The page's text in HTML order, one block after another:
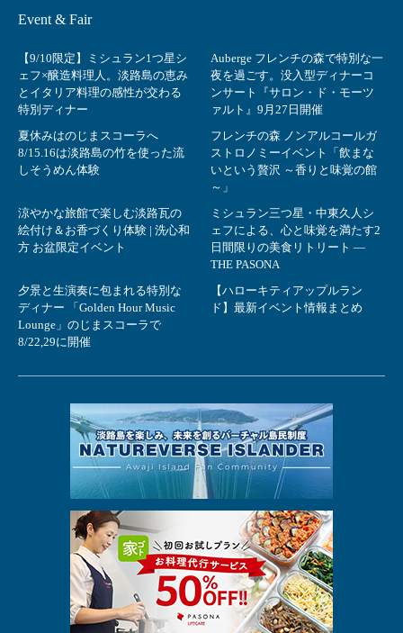
Event & Fair
【9/10限定】ミシュラン1つ星シ
ェフ×醸造料理人。淡路島の恵み
とイタリア料理の感性が交わる
特別ディナー
Auberge フレンチの森で特別な一
夜を過ごす。没入型ディナーコ
ンサート『サロン・ド・モーツ
ァルト』9月27日開催
夏休みはのじまスコーラへ
8/15.16は淡路島の竹を使った流
しそうめん体験
フレンチの森 ノンアルコールガ
ストロノミーイベント「飲まな
いという贅沢 ～香りと味覚の館
～」
涼やかな旅館で楽しむ淡路瓦の
絵付け＆お香づくり体験 | 洗心和
方 お盆限定イベント
ミシュラン三つ星・中東久人シ
ェフによる、心と味覚を満たす2
日間限りの美食リトリート ―
THE PASONA
夕景と生演奏に包まれる特別な
ディナー 「Golden Hour Music
Lounge」のじまスコーラで
8/22,29に開催
【ハローキティアップルラン
ド】最新イベント情報まとめ